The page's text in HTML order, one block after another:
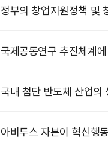
정부의 창업지원정책 및
국제공동연구 추진체계
국내 첨단 반도체 산업의
아비투스 자본이 혁신행